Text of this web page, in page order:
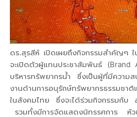
ดร.สุรสีห์ เปิดเผยถึงกิจกรรมสำคัญๆ
จะเปิดตัวผู้แทนประชาสัมพันธ์ (Brand
บริหารทรัพยากรน้ำ ซึ่งเป็นผู้ที่มีความส
งานด้านการอนุรักษ์ทรัพยากรธรรมชาติ
ในสังคมไทย ซึ่งจะได้ร่วมกิจกรรมกั
รวมทั้งมีการจัดแสดงนิทรรศการ หั